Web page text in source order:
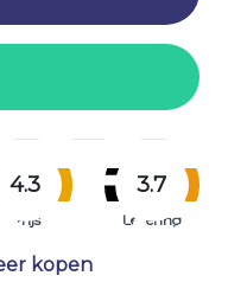
4.3
Prijs
3.7
Levering
kopen